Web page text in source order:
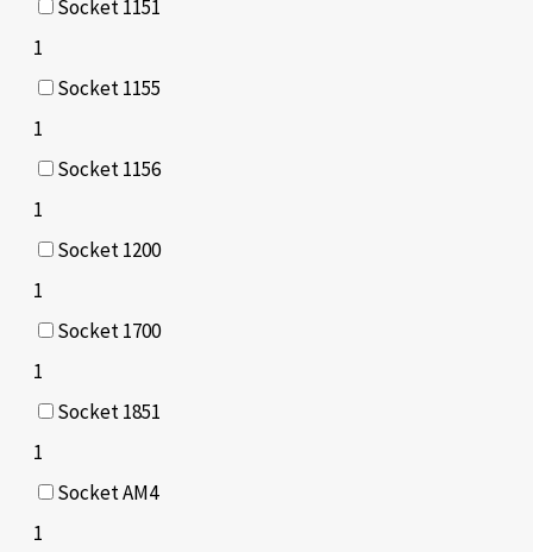
Socket 1151
1
Socket 1155
1
Socket 1156
1
Socket 1200
1
Socket 1700
1
Socket 1851
1
Socket AM4
1